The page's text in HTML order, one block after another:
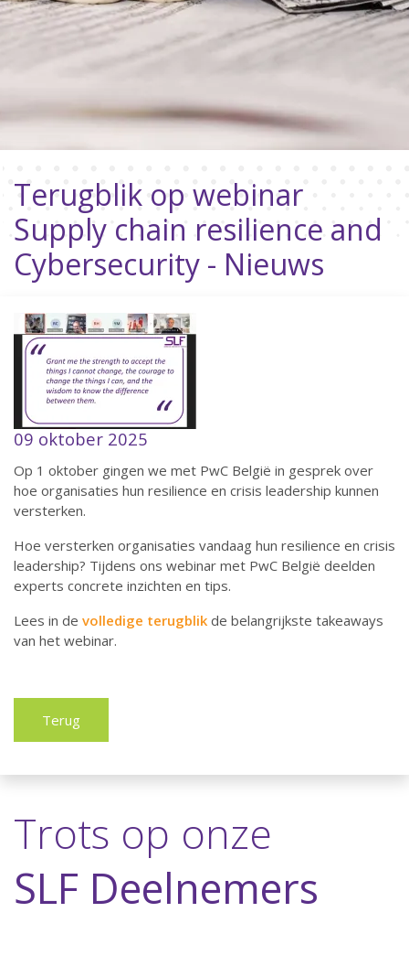
Terugblik op webinar
Supply chain resilience and
Cybersecurity - Nieuws
09 oktober 2025
Op 1 oktober gingen we met PwC België in gesprek over
hoe organisaties hun resilience en crisis leadership kunnen
versterken.
Hoe versterken organisaties vandaag hun resilience en crisis
leadership? Tijdens ons webinar met PwC België deelden
experts concrete inzichten en tips.
Lees in de volledige terugblik de belangrijkste takeaways
van het webinar.
Terug
Trots op onze
SLF Deelnemers